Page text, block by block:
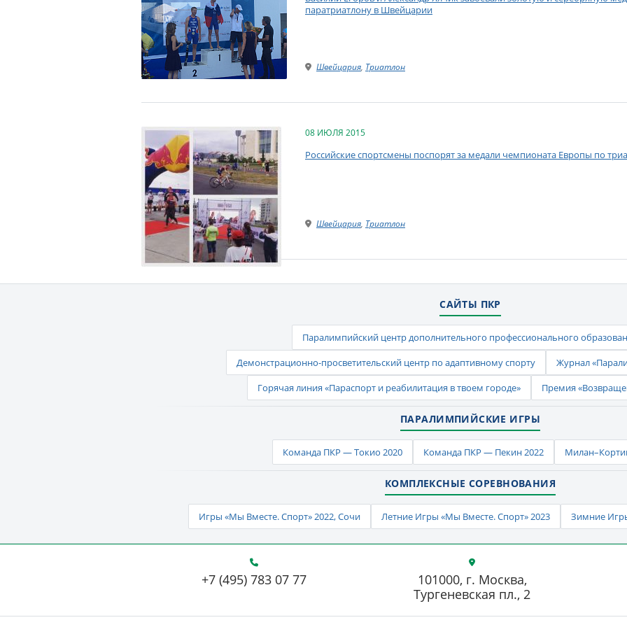
паратриатлону в Швейцарии
Швейцария, Триатлон
08 ИЮЛЯ 2015
Российские спортсмены поспорят за медали чемпионата Европы по
Швейцария, Триатлон
САЙТЫ ПКР
Паралимпийский центр дополнительного профессионального
Демонстрационно-просветительский центр по адаптивному спорту
Журнал
Горячая линия «Параспорт и реабилитация в твоем городе»
Премия
ПАРАЛИМПИЙСКИЕ ИГРЫ
Команда ПКР — Токио 2020 Команда ПКР — Пекин 2022
КОМПЛЕКСНЫЕ СОРЕВНОВАНИЯ
Игры «Мы Вместе. Спорт» 2022, Сочи Летние Игры «Мы Вместе. Спорт» 2023 Зимние
+7 (495) 783 07 77
101000, г. Москва,
Тургеневская пл., 2